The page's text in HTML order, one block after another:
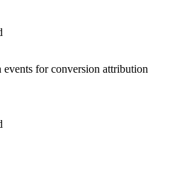
events for conversion attribution